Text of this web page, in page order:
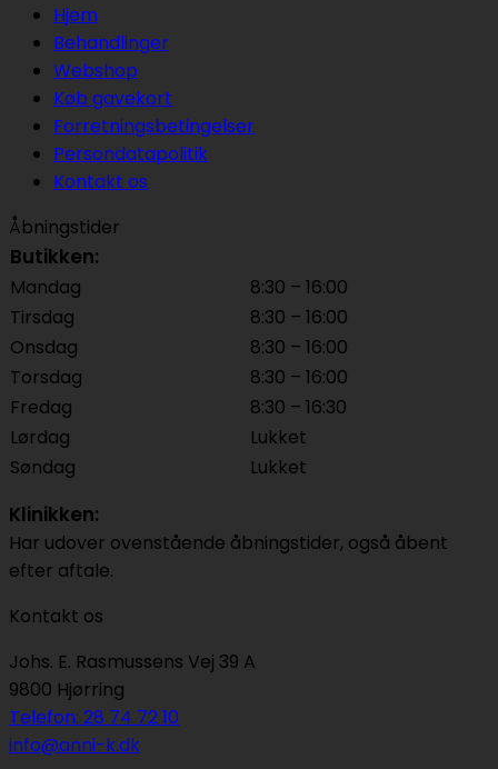
Hjem
Behandlinger
Webshop
Køb gavekort
Forretningsbetingelser
Persondatapolitik
Kontakt os
Åbningstider
Butikken:
Mandag
8:30 – 16:00
Tirsdag
8:30 – 16:00
Onsdag
8:30 – 16:00
Torsdag
8:30 – 16:00
Fredag
8:30 – 16:30
Lørdag
Lukket
Søndag
Lukket
Klinikken:
Har udover ovenstående åbningstider, også åbent
efter aftale.
Kontakt os
Johs. E. Rasmussens Vej 39 A
9800 Hjørring
Telefon: 28 74 72 10
info@anni-k.dk